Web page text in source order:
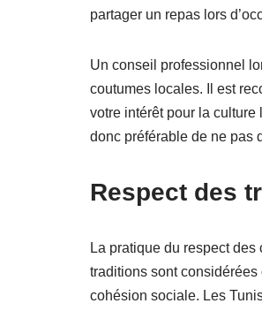
partager un repas lors
Un conseil professionnel
coutumes locales. Il est
votre intérêt pour la
donc préférable de ne pas
Respect des
La pratique du respect
traditions sont considérées
cohésion sociale. Les